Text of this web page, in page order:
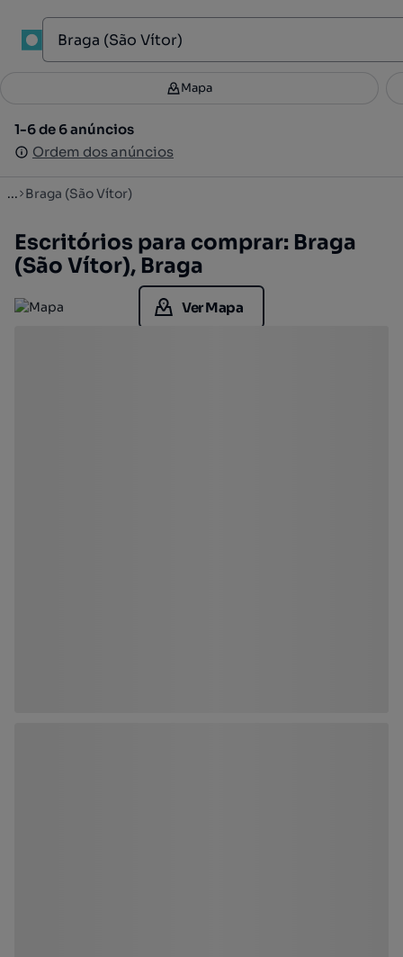
Filtros 3
1-6 de 6 anúncios
Ordem dos anúncios
Mapa
1-6 de 6 anúncios
Ordem dos anúncios
... Braga (São Vítor)
Escritórios para comprar: Braga
(São Vítor), Braga
Ver Mapa